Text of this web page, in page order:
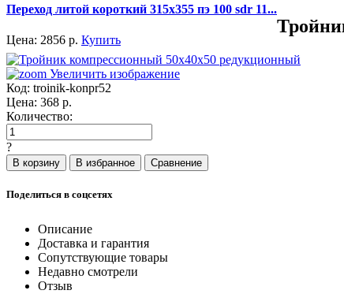
Переход литой короткий 315x355 пэ 100 sdr 11...
Цена: 2856 р. Купить
Увеличить изображение
Код: troinik-konpr52
Цена: 368 р.
Количество:
?
Поделиться в соцсетях
Описание
Доставка и гарантия
Сопутствующие товары
Недавно смотрели
Отзыв